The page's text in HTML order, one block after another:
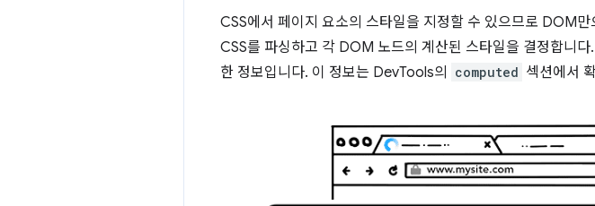
CSS에서 페이지 요소의 스타일을 지정할 수 있으므로 DOM
CSS를 파싱하고 각 DOM 노드의 계산된 스타일을 결정합니
한 정보입니다. 이 정보는 DevTools의
computed 섹션에서